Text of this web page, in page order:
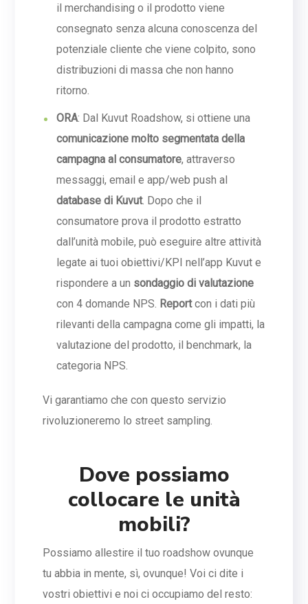
il merchandising o il prodotto viene
consegnato senza alcuna conoscenza del
potenziale cliente che viene colpito, sono
distribuzioni di massa che non hanno
ritorno.
ORA: Dal Kuvut Roadshow, si ottiene una
comunicazione molto segmentata della
campagna al consumatore, attraverso
messaggi, email e app/web push al
database di Kuvut. Dopo che il
consumatore prova il prodotto estratto
dall’unità mobile, può eseguire altre attività
legate ai tuoi obiettivi/KPI nell’app Kuvut e
rispondere a un sondaggio di valutazione
con 4 domande NPS. Reportcon i dati più
rilevanti della campagna come gli impatti, la
valutazione del prodotto, il benchmark, la
categoria NPS.
Vi garantiamo che con questo servizio
rivoluzioneremo lo street sampling.
Dove possiamo
collocare le unità
mobili?
Possiamo allestire il tuo roadshow ovunque
tu abbia in mente, sì, ovunque! Voi ci dite i
vostri obiettivi e noi ci occupiamo del resto: